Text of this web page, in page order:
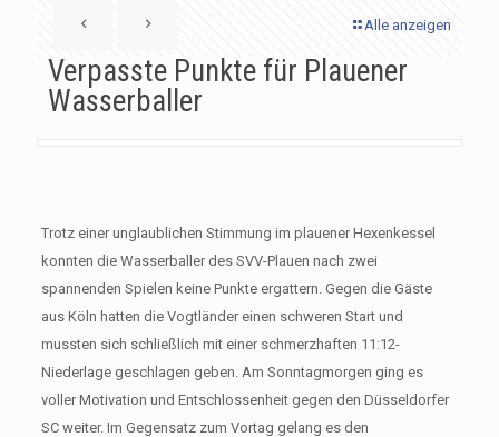
Alle anzeigen
Verpasste Punkte für Plauener
Wasserballer
Trotz einer unglaublichen Stimmung im plauener Hexenkessel
konnten die Wasserballer des SVV-Plauen nach zwei
spannenden Spielen keine Punkte ergattern. Gegen die Gäste
aus Köln hatten die Vogtländer einen schweren Start und
mussten sich schließlich mit einer schmerzhaften 11:12-
Niederlage geschlagen geben. Am Sonntagmorgen ging es
voller Motivation und Entschlossenheit gegen den Düsseldorfer
SC weiter. Im Gegensatz zum Vortag gelang es den